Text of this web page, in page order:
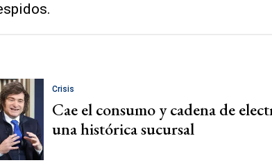
Crisis
Cae el consumo y cadena de
una histórica sucursal